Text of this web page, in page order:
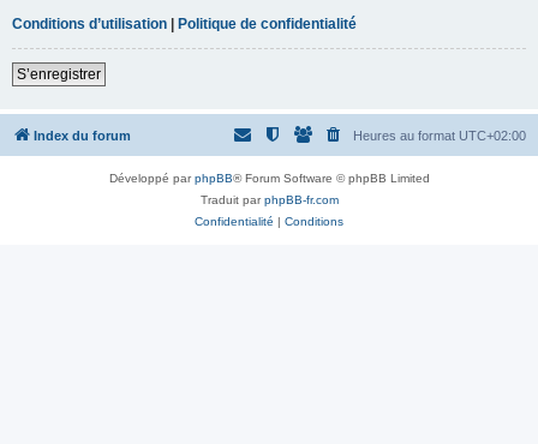
Conditions d’utilisation | Politique de confidentialité
S’enregistrer
Index du forum Heures au format UTC+02:00
Développé parphpBB® Forum Software © phpBB Limited
Traduit parphpBB-fr.com
Confidentialité | Conditions